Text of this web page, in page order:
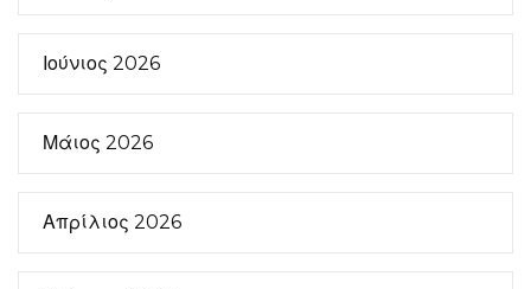
Ιούνιος 2026
Μάιος 2026
Απρίλιος 2026